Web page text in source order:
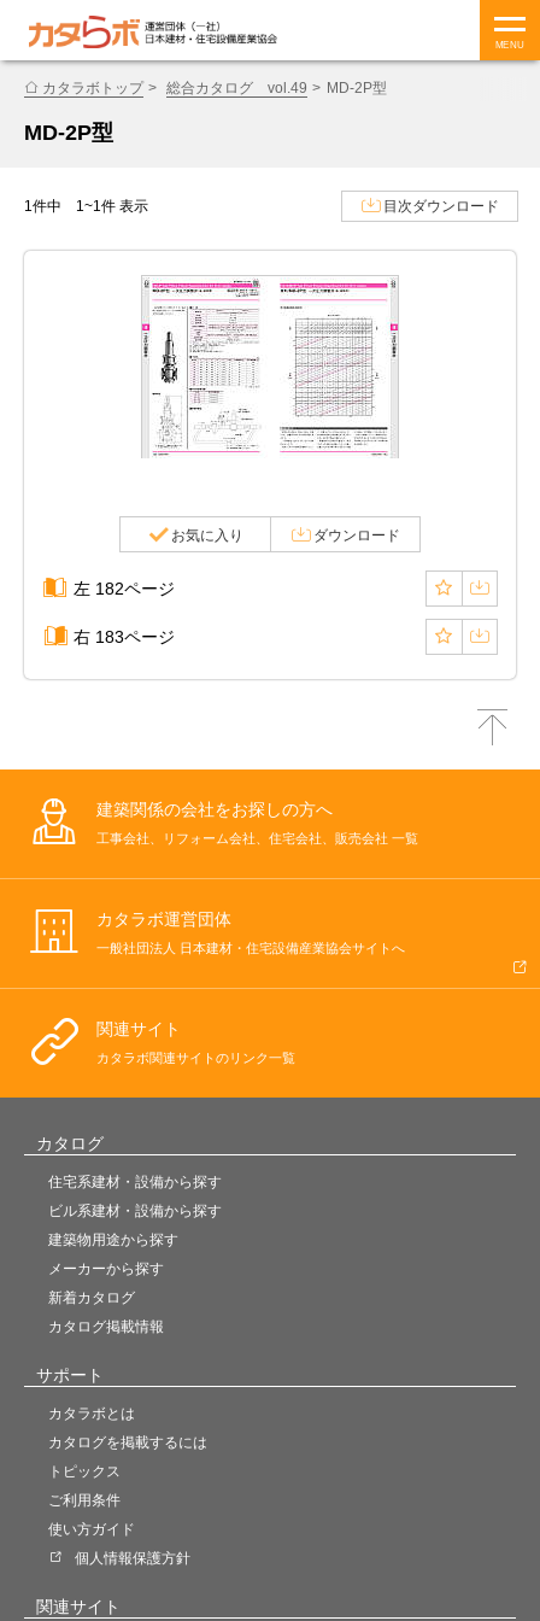
MENU
カタラボトップ 総合カタログ vol.49 MD-2P型
MD-2P型
1件中 1~1件 表示 目次ダウンロード
お気に入り ダウンロード
左 182ページ
右 183ページ
建築関係の会社をお探しの方へ
工事会社、リフォーム会社、住宅会社、販売会社 一覧
カタラボ運営団体
一般社団法人 日本建材・住宅設備産業協会サイトへ
関連サイト
カタラボ関連サイトのリンク一覧
カタログ
住宅系建材・設備から探す
ビル系建材・設備から探す
建築物用途から探す
メーカーから探す
新着カタログ
カタログ掲載情報
サポート
カタラボとは
カタログを掲載するには
トピックス
ご利用条件
使い方ガイド
個人情報保護方針
関連サイト